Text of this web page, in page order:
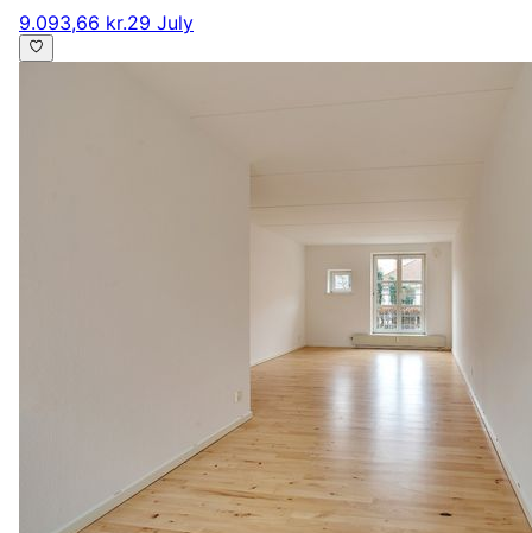
9.093,66 kr.29 July